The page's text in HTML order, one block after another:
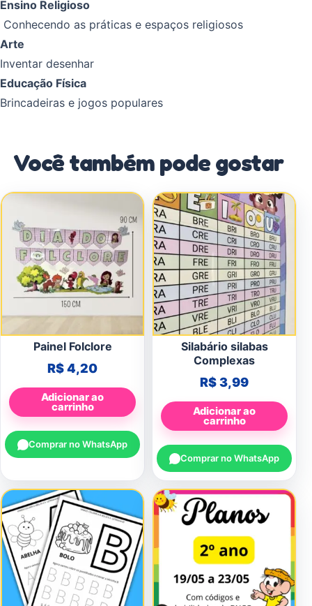
Ensino Religioso
Conhecendo as práticas e espaços religiosos
Arte
Inventar desenhar
Educação Física
Brincadeiras e jogos populares
Você também pode gostar
Painel Folclore
R$4,20
Adicionar ao
carrinho
Comprar no WhatsApp
Silabário silabas
Complexas
R$3,99
Adicionar ao
carrinho
Comprar no WhatsApp